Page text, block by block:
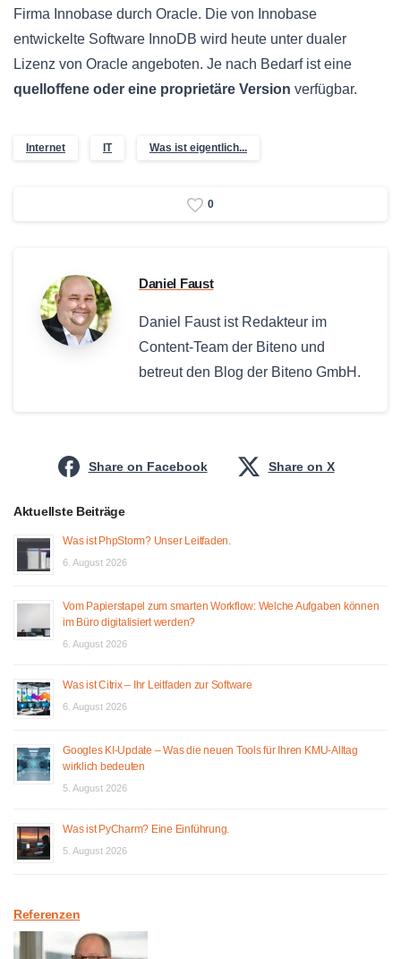
Firma Innobase durch Oracle. Die von Innobase
entwickelte Software InnoDB wird heute unter dualer
Lizenz von Oracle angeboten. Je nach Bedarf ist eine
quelloffene oder eine proprietäre Version verfügbar.
Internet IT Was ist eigentlich...
0
Daniel Faust
Daniel Faust ist Redakteur im
Content-Team der Biteno und
betreut den Blog der Biteno GmbH.
Share on Facebook Share on X
Aktuellste Beiträge
Was ist PhpStorm? Unser Leitfaden.
6. August 2026
Vom Papierstapel zum smarten Workflow: Welche Aufgaben können
im Büro digitalisiert werden?
6. August 2026
Was ist Citrix – Ihr Leitfaden zur Software
6. August 2026
Googles KI-Update – Was die neuen Tools für Ihren KMU-Alltag
wirklich bedeuten
5. August 2026
Was ist PyCharm? Eine Einführung.
5. August 2026
Referenzen